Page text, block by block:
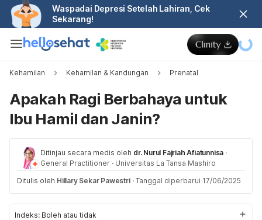
Waspadai Depresi Setelah Lahiran, Cek
Sekarang!
Kehamilan Kehamilan & Kandungan Prenatal
Apakah Ragi Berbahaya untuk
Ibu Hamil dan Janin?
Ditinjau secara medis oleh dr. Nurul Fajriah Afiatunnisa ·
General Practitioner · Universitas La Tansa Mashiro
Ditulis oleh Hillary Sekar Pawestri · Tanggal diperbarui 17/06/2025
Indeks: Boleh atau tidak